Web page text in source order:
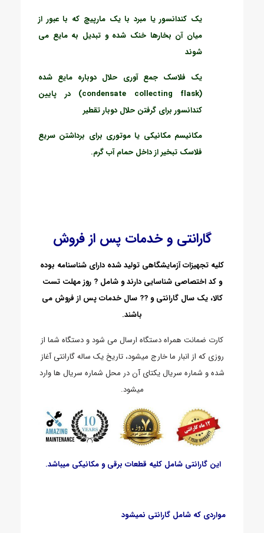
یک کندانسور یا مبرد با یک مارپیچ که با عبور از
میان آن بخارها خنک شده و تبدیل به مایع می
شوند
یک فلاسک جمع آوری حلال دوباره مایع شده
(condensate collecting flask) در پایین
کندانسور برای گرفتن حلال دوبار تقطیر
مکانیسم مکانیکی یا موتوری برای برداشتن سریع
فلاسک تبخیر از داخل حمام آب گرم.
گارانتی و خدمات پس از فروش
کلیه تجهیزات آزمایشگاهی تولید شده دارای شناسنامه بوده
و کد اختصاصی شناسایی دارند و شامل ? روز مهلت تست
کالا، یک سال گارانتی و ?? سال خدمات پس از فروش می
باشند.
کارت ضمانت همراه دستگاه ارسال می شود و دستگاه شما از
روزی که از انبار ما خارج میشود، تاریخ یک ساله گارانتی آغاز
شده و شماره سریال یکتای آن در محل شماره سریال ها وارد
میشود.
این گارانتی شامل کلیه قطعات برقی و مکانیکی میباشد.
مواردی که شامل گارانتی نمیشود